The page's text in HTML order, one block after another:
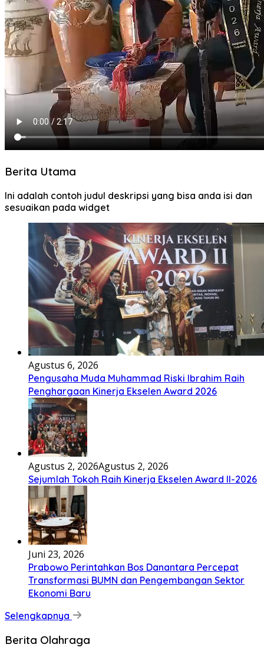
Berita Utama
Ini adalah contoh judul deskripsi yang bisa anda isi dan
sesuaikan pada widget
Agustus 6, 2026
Pengusaha Muda Muhammad Riski Ibrahim Raih
Penghargaan Kinerja Ekselen Award 2026
Agustus 2, 2026Agustus 2, 2026
Sejumlah Tokoh Raih Kinerja Ekselen Award II-2026
Juni 23, 2026
Prabowo Perintahkan Bos Danantara Percepat
Transformasi BUMN dan Pengembangan Sektor
Ekonomi Baru
Selengkapnya
Berita Olahraga